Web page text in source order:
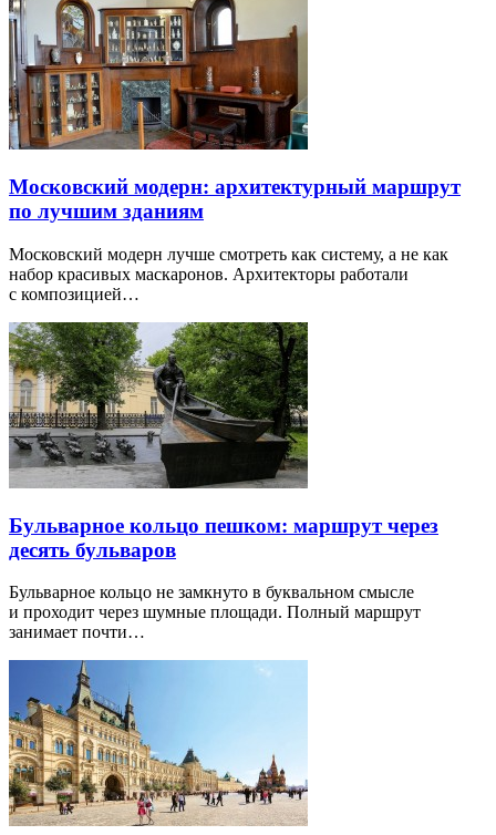
Московский модерн: архитектурный маршрут
по лучшим зданиям
Московский модерн лучше смотреть как систему, а не как
набор красивых маскаронов. Архитекторы работали
с композицией…
Бульварное кольцо пешком: маршрут через
десять бульваров
Бульварное кольцо не замкнуто в буквальном смысле
и проходит через шумные площади. Полный маршрут
занимает почти…